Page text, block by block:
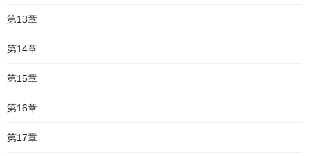
第13章
第14章
第15章
第16章
第17章